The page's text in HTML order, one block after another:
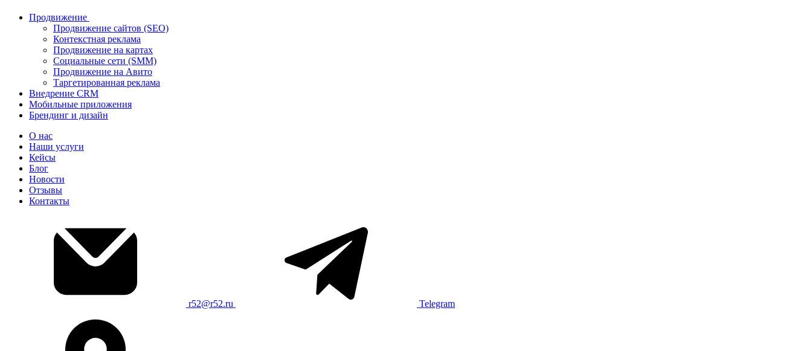
Продвижение
Продвижение сайтов (SEO)
Контекстная реклама
Продвижение на картах
Социальные сети (SMM)
Продвижение на Авито
Таргетированная реклама
Внедрение CRM
Мобильные приложения
Брендинг и дизайн
О нас
Наши услуги
Кейсы
Блог
Новости
Отзывы
Контакты
r52@r52.ru Telegram